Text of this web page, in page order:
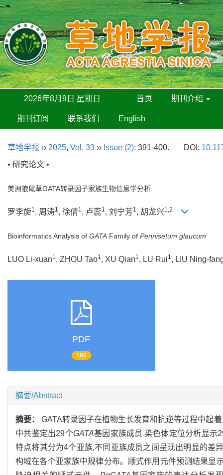
2026年8月9日 星期日 首页 期刊介绍
期刊订阅 联系我们 English
草地学报 ›› 2025, Vol. 33 ›› Issue (2): 391-400. DOI:
• 研究论文 •
美洲狼尾草GATA转录因子家族生物信息学分析
罗李旋1, 周涛1, 徐倩1, 卢蕊1, 刘宁芳1, 胡龙兴1,2
Bioinformatics Analysis of GATA Family of Pennisetum glaucum
LUO Li-xuan1, ZHOU Tao1, XU Qian1, LU Rui1, LIU Ning-
PDF
100
摘要/Abstract
摘要：GATA转录因子在植物生长发育和抗逆等过程中起
中共鉴定出29个GATA基因家族成员,染色体定位分析显示
特点将其分为4个亚族,不同亚族成员之间呈现出明显的差
构域在各个亚家族中规律分布。顺式作用元件预测结果显